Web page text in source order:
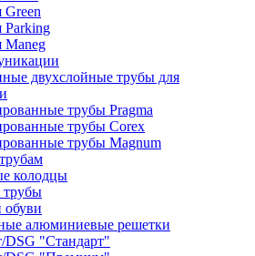
Green
Parking
Maneg
двухслойные трубы для
трубы Pragma
трубы Corex
трубы Magnum
колодцы
обуви
алюминиевые решетки
DSG "Стандарт"